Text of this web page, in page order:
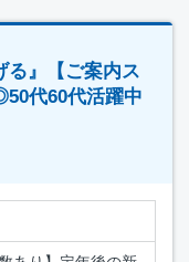
る』【ご案内ス
代60代活躍中